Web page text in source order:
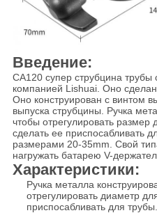
Введение:
CA120 супер струбцина трубы
компанией Lishuai. Оно
Оно конструирован с винтом
выпуска струбцины. Ручка
чтобы отрегулировать размер
сделать ее приспосабливать
размерами 20-35mm. Свой
нагружать батарею V-
Характеристики:
Ручка металла
отрегулировать диаметр
приспосабливать для трубы.